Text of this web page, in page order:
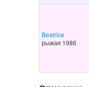
Beatrice
рыжая 1986